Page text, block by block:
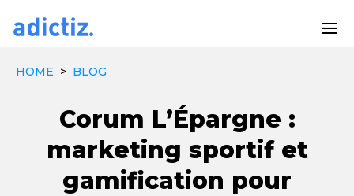
HOME > BLOG
Corum L’Épargne :
marketing sportif et
gamification pour